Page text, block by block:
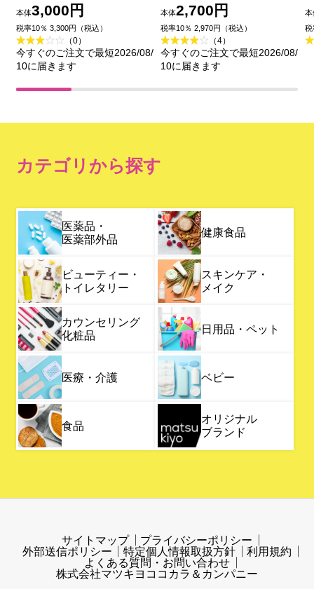
ン しっとりタイプ
ｃａ （つめかえ用）
１５０ｍｌ 資生堂 (医薬
部外品)
本体3,000円
税率10％ 3,300円（税込）
（0）
今すぐのご注文で最短2026/08/
10に届きます
ベース ＮＥＯ イエロー
２５ｍｌ 資生堂
本体2,700円
税率10％ 2,970円（税込）
（4）
今すぐのご注文で最短2026/08/
10に届きます
本
税
カテゴリから探す
医薬品・
医薬部外品
健康食品
ビューティー・
トイレタリー
スキンケア・
メイク
カウンセリング
化粧品
日用品・ペット
医療・介護 ベビー
食品
オリジナル
ブランド
サイトマップ
プライバシーポリシー
外部送信ポリシー
特定個人情報取扱方針
利用規約
よくある質問・お問い合わせ
株式会社マツキヨココカラ＆カンパニー